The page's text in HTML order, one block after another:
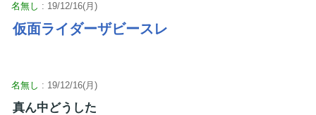
名無し : 19/12/16(月)
仮面ライダーザビースレ
名無し : 19/12/16(月)
真ん中どうした